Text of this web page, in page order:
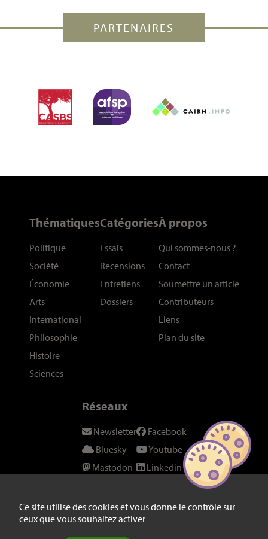
Ce site utilise des cookies et vous donne le contrôle sur
ceux que vous souhaitez activer
PARTENAIRES
Thématiques
Politique
Société
Économie
Arts
International
Philosophie
Histoire
Sciences
Catégories
Essais
Recensions
Entretiens
Dossiers
À propos
Qui sommes-nous ?
Contact
Soumettre un article
Contributeurs
Liens
Plan du site
Réseaux
Newsletter
Bluesky
Mastodon
Instagram
Twitter/X
Facebook
Youtube
Linkedin
Fil RSS